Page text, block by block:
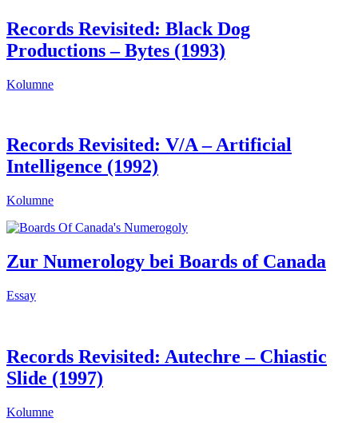
Records Revisited: Black Dog
Productions – Bytes (1993)
Kolumne
Records Revisited: V/A – Artificial
Intelligence (1992)
Kolumne
Zur Numerology bei Boards of Canada
Essay
Records Revisited: Autechre – Chiastic
Slide (1997)
Kolumne